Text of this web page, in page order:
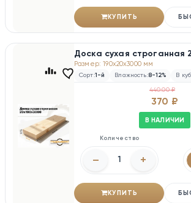
КУПИТЬ
Доска сухая строганная
Размер: 190x20x3000 мм
Сорт:1-й Влажность:8-12% В
440.00 ₽
370 ₽
В НАЛИЧИИ
Количество
– +
КУПИТЬ